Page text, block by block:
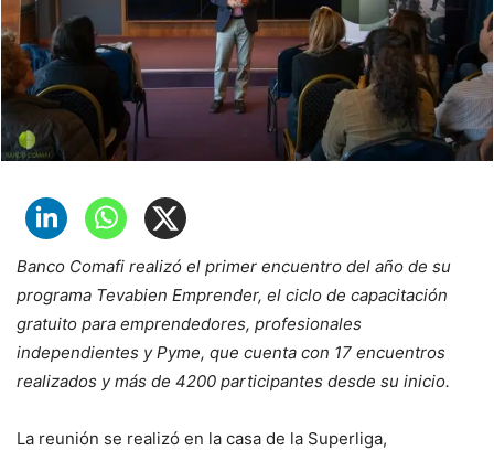
Banco Comafi realizó el primer encuentro del año de su
programa Tevabien Emprender, el ciclo de capacitación
gratuito para emprendedores, profesionales
independientes y Pyme, que cuenta con 17 encuentros
realizados y más de 4200 participantes desde su inicio.
La reunión se realizó en la casa de la Superliga,